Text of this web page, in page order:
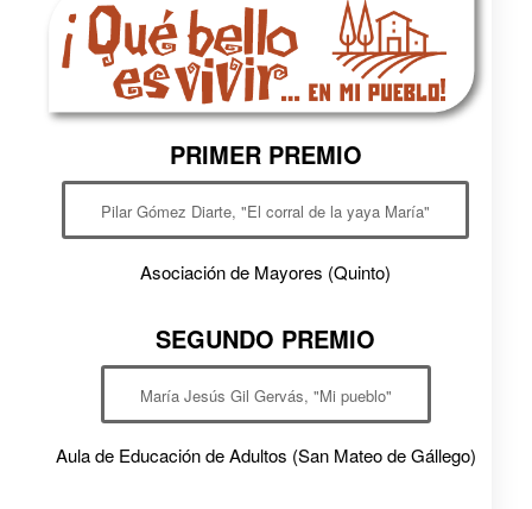
PRIMER PREMIO
Pilar Gómez Diarte, "El corral de la yaya María"
Asociación de Mayores (Quinto)
SEGUNDO PREMIO
María Jesús Gil Gervás, "Mi pueblo"
Aula de Educación de Adultos (San Mateo de Gállego)